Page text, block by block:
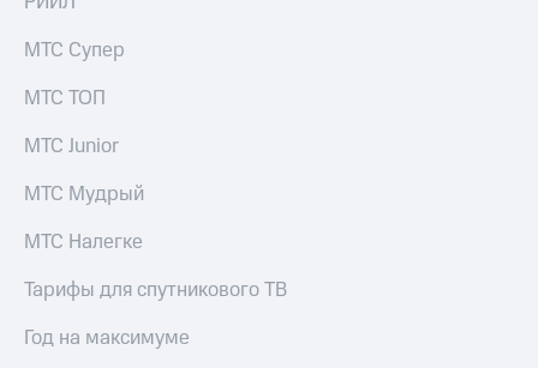
МТС Супер
МТС ТОП
МТС Junior
МТС Мудрый
МТС Налегке
Тарифы для спутникового ТВ
Год на максимуме